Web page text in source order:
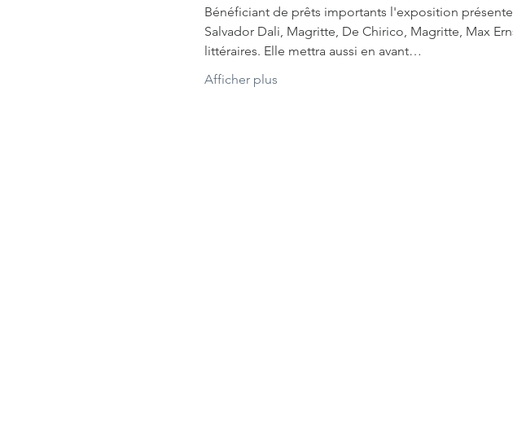
Bénéficiant de prêts importants l'exposition
Salvador Dali, Magritte, De Chirico, Magritte, Max
littéraires. Elle mettra aussi en avant…
Afficher plus